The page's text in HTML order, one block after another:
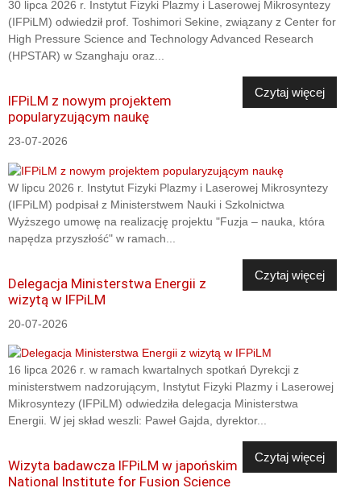
30 lipca 2026 r. Instytut Fizyki Plazmy i Laserowej Mikrosyntezy
(IFPiLM) odwiedził prof. Toshimori Sekine, związany z Center for
High Pressure Science and Technology Advanced Research
(HPSTAR) w Szanghaju oraz...
Czytaj więcej
IFPiLM z nowym projektem
popularyzującym naukę
23-07-2026
W lipcu 2026 r. Instytut Fizyki Plazmy i Laserowej Mikrosyntezy
(IFPiLM) podpisał z Ministerstwem Nauki i Szkolnictwa
Wyższego umowę na realizację projektu "Fuzja – nauka, która
napędza przyszłość" w ramach...
Czytaj więcej
Delegacja Ministerstwa Energii z
wizytą w IFPiLM
20-07-2026
16 lipca 2026 r. w ramach kwartalnych spotkań Dyrekcji z
ministerstwem nadzorującym, Instytut Fizyki Plazmy i Laserowej
Mikrosyntezy (IFPiLM) odwiedziła delegacja Ministerstwa
Energii. W jej skład weszli: Paweł Gajda, dyrektor...
Czytaj więcej
Wizyta badawcza IFPiLM w japońskim
National Institute for Fusion Science